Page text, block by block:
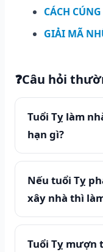
CÁCH
GIẢI MÃ
❓Câu hỏi
Tuổi Tỵ làm
hạn gì?
Nếu tuổi Tỵ
xây nhà thì
Tuổi Tỵ mượn